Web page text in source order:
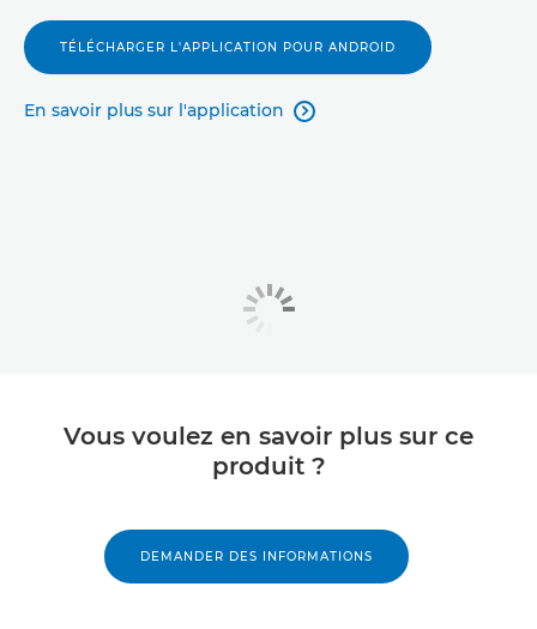
TÉLÉCHARGER L'APPLICATION POUR ANDROID
En savoir plus sur l'application 
Vous voulez en savoir plus sur ce
produit ?
DEMANDER DES INFORMATIONS